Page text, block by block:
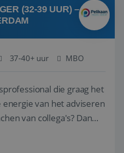
(32-39 UUR) –
37-40+ uur MBO
die graag het
energie van het adviseren
van collega's? Dan
Travel Group) zoeken